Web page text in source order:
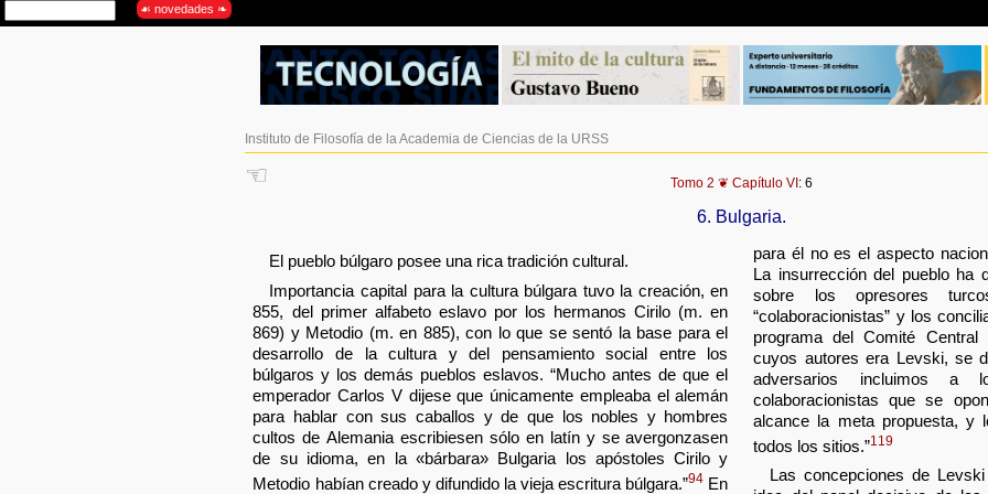
Instituto de Filosofía de la Academia de Ciencias de la URSS
☜ Tomo 2 ❦ Capítulo VI: 6
6. Bulgaria.
El pueblo búlgaro posee una rica tradición cultural.
Importancia capital para la cultura búlgara tuvo la creación, en
855, del primer alfabeto eslavo por los hermanos Cirilo (m. en
869) y Metodio (m. en 885), con lo que se sentó la base para el
desarrollo de la cultura y del pensamiento social entre los
búlgaros y los demás pueblos eslavos. “Mucho antes de que el
emperador Carlos V dijese que únicamente empleaba el alemán
para hablar con sus caballos y de que los nobles y hombres
cultos de Alemania escribiesen sólo en latín y se avergonzasen
de su idioma, en la «bárbara» Bulgaria los apóstoles Cirilo y
Metodio habían creado y difundido la vieja escritura búlgara.”94 En
para él no es el aspecto
La insurrección del pueblo ha
sobre los opresores
“colaboracionistas” y los
programa del Comité Central
cuyos autores era Levski, se
adversarios incluimos a
colaboracionistas que se
alcance la meta propuesta, y
todos los sitios.”119
Las concepciones de